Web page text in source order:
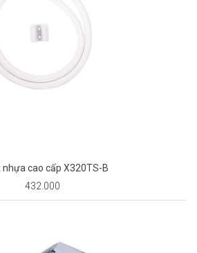
nhựa cao cấp X320TS-B
432.000